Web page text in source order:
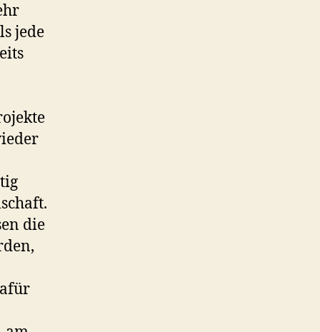
jede
die